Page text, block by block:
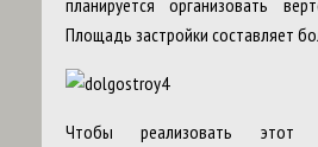
планируется организовать
Площадь застройки составляет
Чтобы реализовать этот